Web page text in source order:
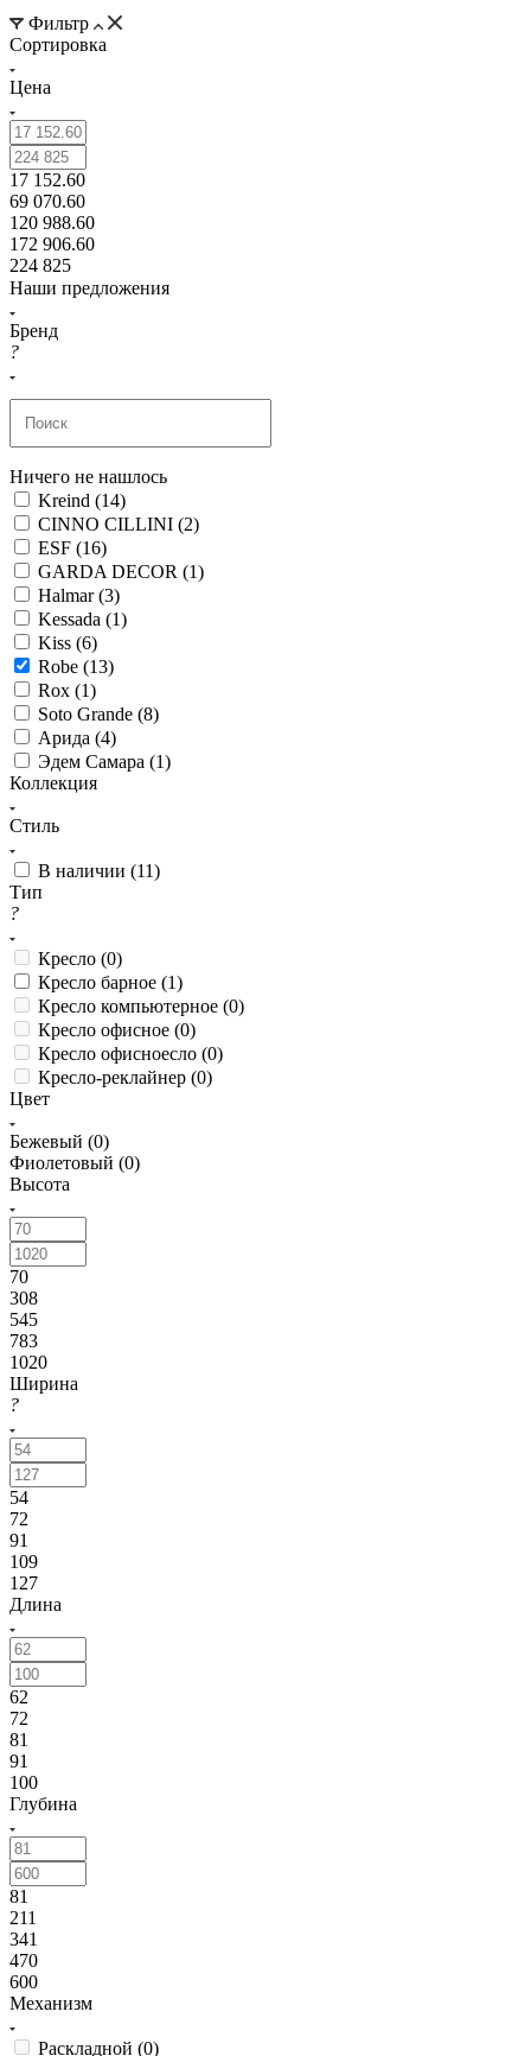
Фильтр
Сортировка
Цена
17 152.60
69 070.60
120 988.60
172 906.60
224 825
Наши предложения
Бренд
?
Ничего не нашлось
Kreind (14)
CINNO CILLINI (2)
ESF (16)
GARDA DECOR (1)
Halmar (3)
Kessada (1)
Kiss (6)
Robe (13)
Rox (1)
Soto Grande (8)
Арида (4)
Эдем Самара (1)
Коллекция
Стиль
В наличии (11)
Тип
?
Кресло (0)
Кресло барное (1)
Кресло компьютерное (0)
Кресло офисное (0)
Кресло офисноесло (0)
Кресло-реклайнер (0)
Цвет
Бежевый (0)
Фиолетовый (0)
Высота
70
308
545
783
1020
Ширина
?
54
72
91
109
127
Длина
62
72
81
91
100
Глубина
81
211
341
470
600
Механизм
Раскладной (0)